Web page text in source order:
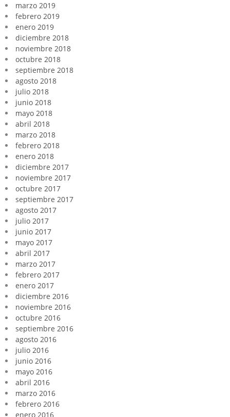
marzo 2019
febrero 2019
enero 2019
diciembre 2018
noviembre 2018
octubre 2018
septiembre 2018
agosto 2018
julio 2018
junio 2018
mayo 2018
abril 2018
marzo 2018
febrero 2018
enero 2018
diciembre 2017
noviembre 2017
octubre 2017
septiembre 2017
agosto 2017
julio 2017
junio 2017
mayo 2017
abril 2017
marzo 2017
febrero 2017
enero 2017
diciembre 2016
noviembre 2016
octubre 2016
septiembre 2016
agosto 2016
julio 2016
junio 2016
mayo 2016
abril 2016
marzo 2016
febrero 2016
enero 2016